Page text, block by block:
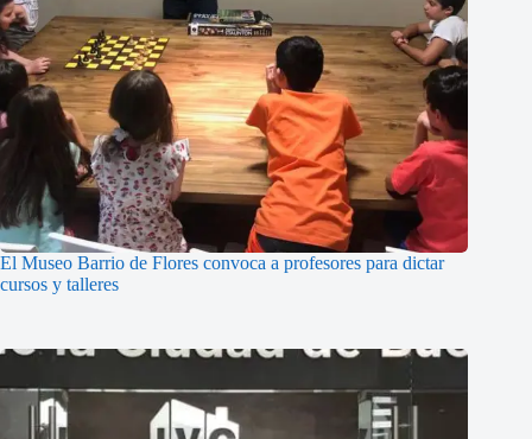
El Museo Barrio de Flores convoca a profesores para dictar
cursos y talleres